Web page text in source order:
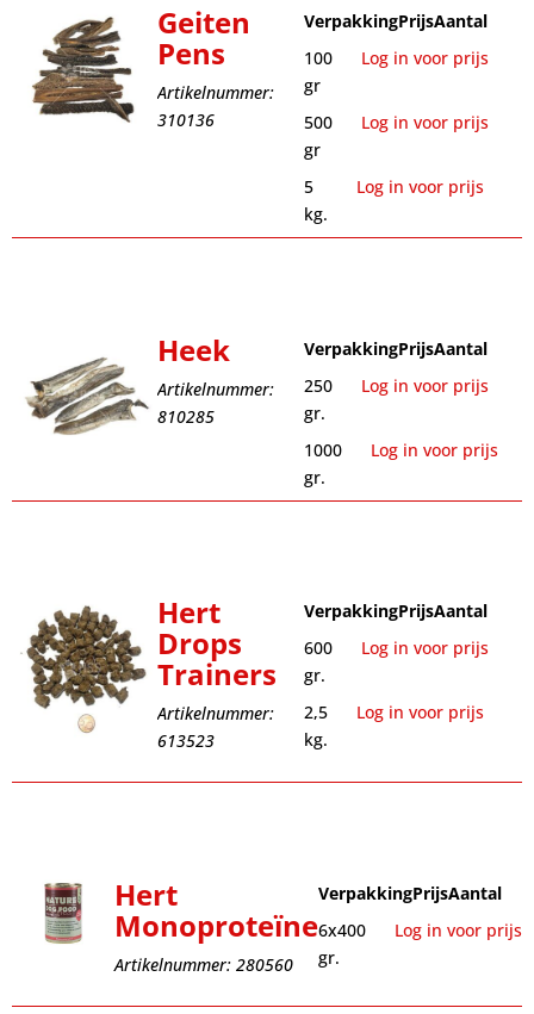
Geiten
Pens
Artikelnummer:
310136
VerpakkingPrijsAantal
100
gr
Log in voor prijs
500
gr
Log in voor prijs
5
kg.
Log in voor prijs
Heek
Artikelnummer:
810285
VerpakkingPrijsAantal
250
gr.
Log in voor prijs
1000
gr.
Log in voor prijs
Hert
Drops
Trainers
Artikelnummer:
613523
VerpakkingPrijsAantal
600
gr.
Log in voor prijs
2,5
kg.
Log in voor prijs
Hert
Monoproteïne
Artikelnummer: 280560
VerpakkingPrijsAantal
6x400
gr.
Log in voor prijs